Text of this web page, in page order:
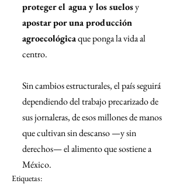
proteger el agua y los suelos y
apostar por una producción
agroecológica que ponga la vida al
centro.
Sin cambios estructurales, el país seguirá
dependiendo del trabajo precarizado de
sus jornaleras, de esos millones de manos
que cultivan sin descanso —y sin
derechos— el alimento que sostiene a
México.
Etiquetas: